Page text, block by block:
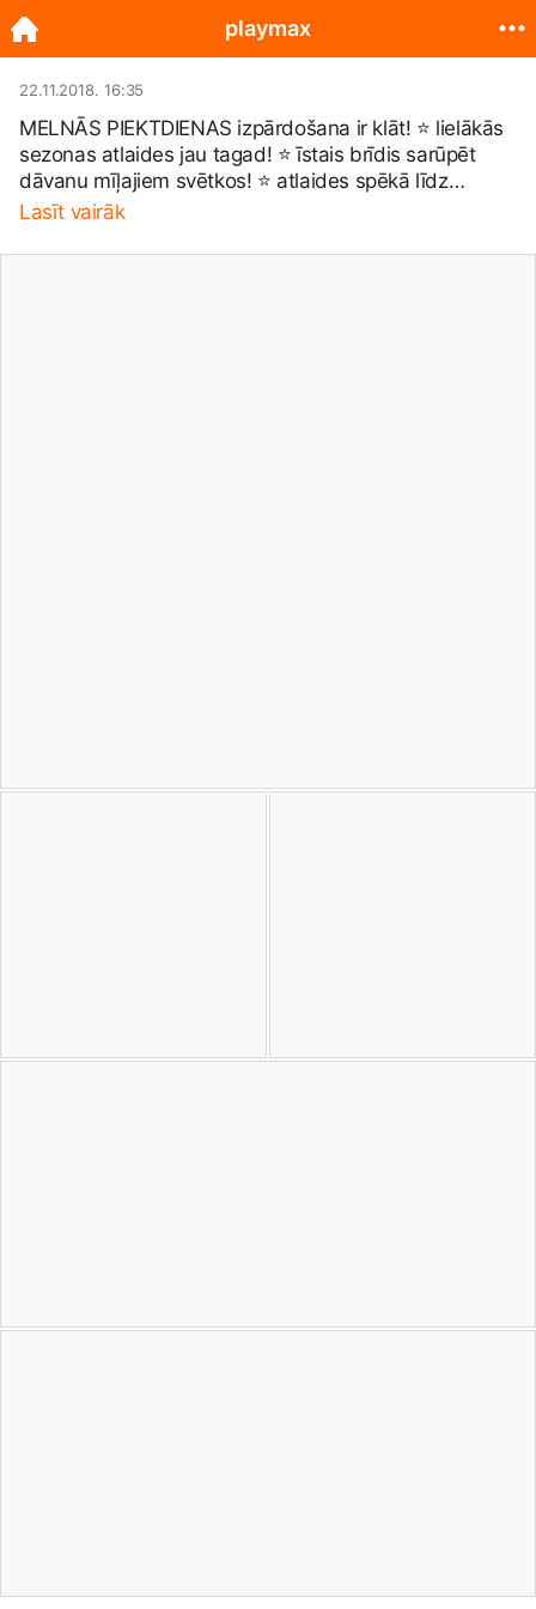
22.11.2018. 16:35
MELNĀS PIEKTDIENAS izpārdošana ir klāt! ⭐ lielākās
sezonas atlaides jau tagad! ⭐ īstais brīdis sarūpēt
dāvanu mīļajiem svētkos! ⭐ atlaides spēkā līdz
24.11.2018. ✅ Visas atlaides vari apskatīt
Lasīt vairāk
playmax